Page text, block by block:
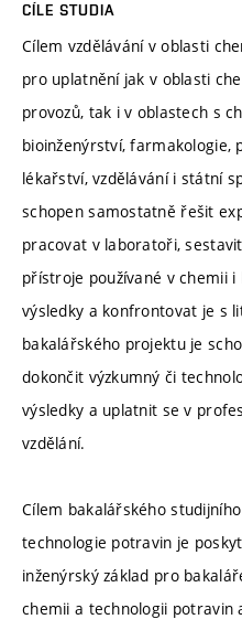
CÍLE STUDIA
Cílem vzdělávání v oblasti
pro uplatnění jak v oblasti
provozů, tak i v oblastech s
bioinženýrství, farmakologie,
lékařství, vzdělávání i státní
schopen samostatně řešit
pracovat v laboratoři,
přístroje používané v chemii
výsledky a konfrontovat je s
bakalářského projektu je
dokončit výzkumný či
výsledky a uplatnit se v
vzdělání.
Cílem bakalářského
technologie potravin je
inženýrský základ pro
chemii a technologii potravin